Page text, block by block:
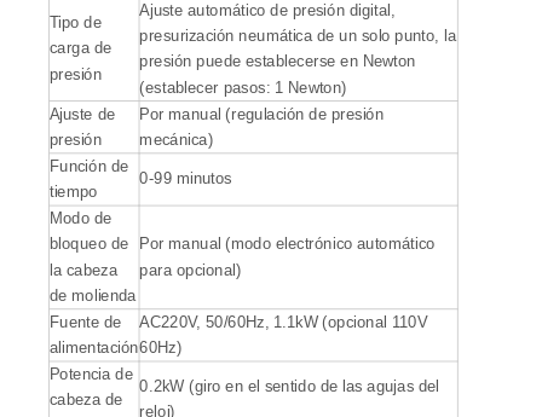
Tipo de
carga de
presión
Ajuste automático de presión digital,
presurización neumática de un solo punto, la
presión puede establecerse en Newton
(establecer pasos: 1 Newton)
Ajuste de
presión
Por manual (regulación de presión
mecánica)
Función de
tiempo
0-99 minutos
Modo de
bloqueo de
la cabeza
de molienda
Por manual (modo electrónico automático
para opcional)
Fuente de
alimentación
AC220V, 50/60Hz, 1.1kW (opcional 110V
60Hz)
Potencia de
cabeza de
0.2kW (giro en el sentido de las agujas del
reloj)